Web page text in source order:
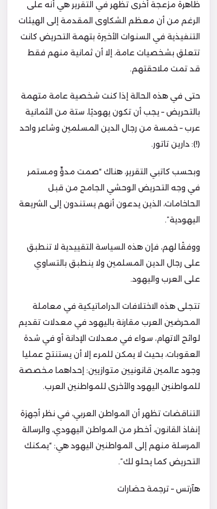
ظاهرة مزعجة أخرى تظهر في التقرير هي أنه على
الرغم من أن معظم الشكاوى المقدمة إلى الهيئات
التنفيذية في السنوات الأخيرة بتهمة التحريض كانت
تتعلق بشخصيات عامة، إلا أن ثمانية منهم فقط
قد تمت ملاحقتهم.
حتى في هذه الحالة إذا كنت شخصية عامة متهمة
بالتحريض – يجب أن تكون يهوديًا، ستة من الثمانية
عرب – خمسة من رجال الدين المسلمين وشاعر واحد
(!): دارين تاتور.
وبحسب كاتبي التقرير، هناك “صمت مدوٍّ ومستمر
في وجه التحريض الوحشي الجامح من قبل
الحاخامات، الذين يدعون أنهم يستندون إلى الشريعة
اليهودية”.
ووفقًا لهم، فإن هذه السياسة التقييدية لا تنطبق
على رجال الدين المسلمين ولا ينطبق بالتساوي
على العرب واليهود.
تتجلى هذه الاختلافات الدراماتيكية في معاملة
المحرضين العرب مقارنة باليهود في معدلات تقديم
لوائح الاتهام، سواء في معدلات الإدانة أو في شدة
العقوبات، بحيث لا يمكن للمرء إلا أن يستنتج عمليا
وجود عالمين قانونيين متوازيين: إحداهما مخصصة
للمواطنين اليهود والأخرى للمواطنين العرب.
التناقضات تظهر أن المواطن العربي، في نظر أجهزة
إنفاذ القانون، أخطر من المواطن اليهودي، والرسالة
المرسلة منهم إلى المواطنين اليهود هي: “يمكنك
التحريض كما يحلو لك”.
هآرتس – ترجمة حضارات